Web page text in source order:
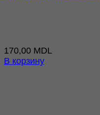
170,00 MDL
В корзину